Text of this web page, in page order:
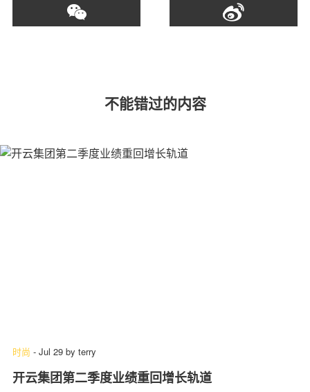
不能错过的内容
时尚 - Jul 29 by terry
开云集团第二季度业绩重回增长轨道